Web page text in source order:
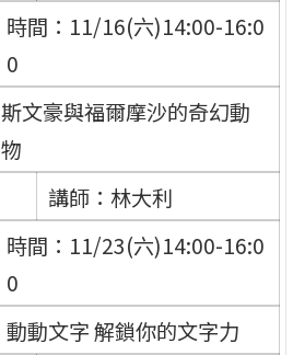
時間：11/16(六)14:00-16:0
0
斯文豪與福爾摩沙的奇幻動
物
講師：林大利
時間：11/23(六)14:00-16:0
0
動動文字 解鎖你的文字力